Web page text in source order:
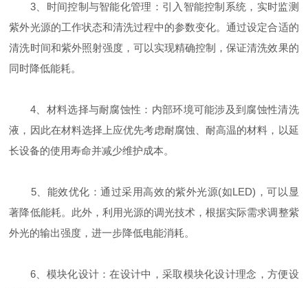
3、时间控制与智能化管理：引入智能控制系统，实时监测
紫外光源的工作状态和清洗过程中的参数变化。通过设定合适的
清洗时间和紫外照射强度，可以实现精确控制，保证清洗效果的
同时降低能耗。
4、材料选择与耐腐蚀性：内部环境可能涉及到腐蚀性清洗
液，因此在材料选择上应优先考虑耐腐蚀、耐高温的材料，以延
长设备的使用寿命并减少维护成本。
5、能效优化：通过采用高效的紫外光源(如LED)，可以显
著降低能耗。此外，利用光源的调光技术，根据实际需求调整紫
外光的输出强度，进一步降低电能消耗。
6、模块化设计：在设计中，采取模块化设计理念，方便设